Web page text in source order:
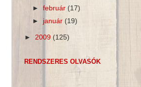
►február (17)
► január (19)
► 2009 (125)
RENDSZERES OLVASÓK